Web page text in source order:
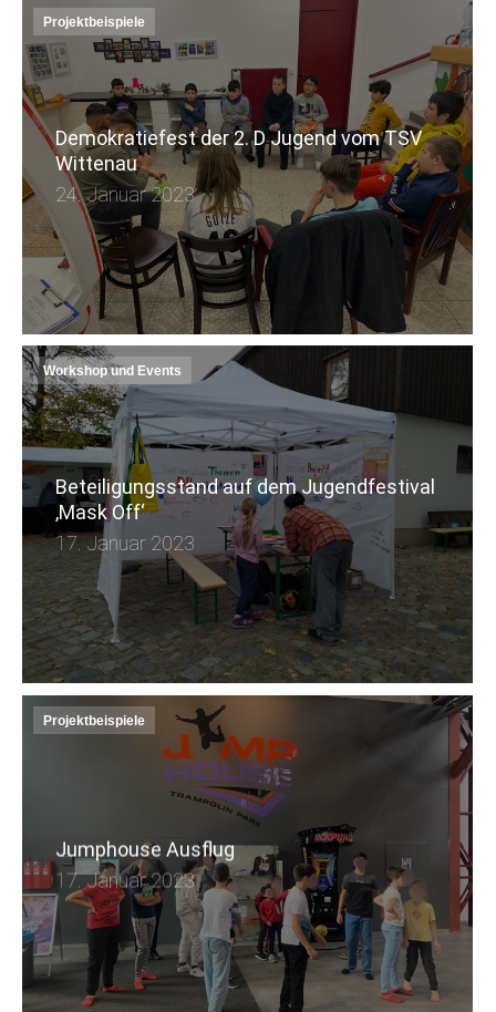
Projektbeispiele
Demokratiefest der 2. D Jugend vom TSV
Wittenau
24. Januar 2023
Workshop und Events
Beteiligungsstand auf dem Jugendfestival
‚Mask Off‘
17. Januar 2023
Projektbeispiele
Jumphouse Ausflug
17. Januar 2023